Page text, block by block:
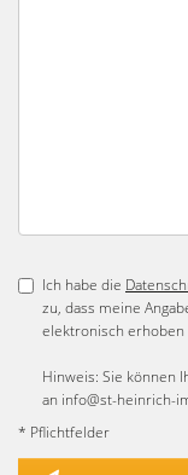
Ich habe die
zu, dass meine
elektronisch
Hinweis: Sie können
an info@st-heinrich-
* Pflichtfelder